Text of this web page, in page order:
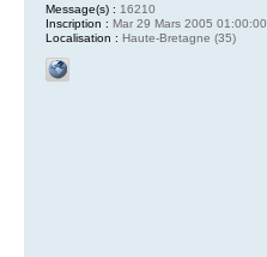
Message(s) : 16210
Inscription : Mar 29 Mars 2005 01:00:00
Localisation : Haute-Bretagne (35)